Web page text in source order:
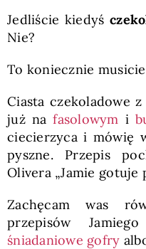
Jedliście kiedyś
Nie?
To koniecznie
Ciasta czekoladowe
już nafasolowym i
ciecierzyca i mówię
pyszne. Przepis
Olivera „Jamie gotuje
Zachęcam was
przepisów
śniadaniowe gofry